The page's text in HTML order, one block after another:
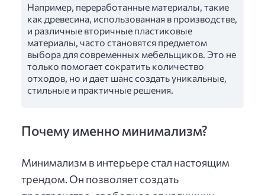
Например, переработанные материалы, такие
как древесина, использованная в производстве,
и различные вторичные пластиковые
материалы, часто становятся предметом
выбора для современных мебельщиков. Это не
только помогает сократить количество
отходов, но и дает шанс создать уникальные,
стильные и практичные решения.
Почему именно минимализм?
Минимализм в интерьере стал настоящим
трендом. Он позволяет создать